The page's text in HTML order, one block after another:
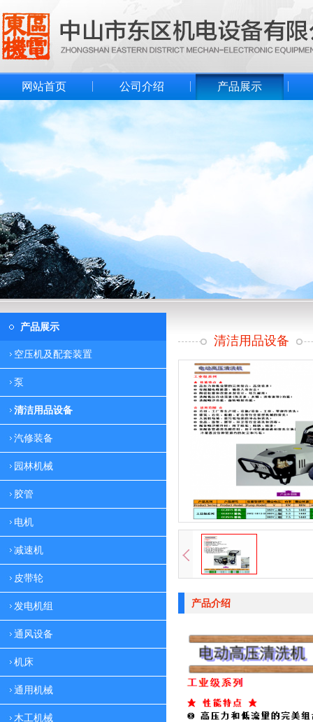
网站首页 公司介绍 产品展示
产品展示
空压机及配套装置
泵
清洁用品设备
汽修装备
园林机械
胶管
电机
减速机
皮带轮
发电机组
通风设备
机床
通用机械
木工机械
清洁用品设备
产品介绍